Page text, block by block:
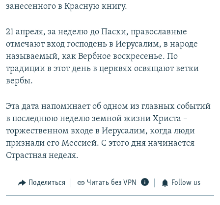
занесенного в Красную книгу.
21 апреля, за неделю до Пасхи, православные
отмечают вход господень в Иерусалим, в народе
называемый, как Вербное воскресенье. По
традиции в этот день в церквях освящают ветки
вербы.
Эта дата напоминает об одном из главных событий
в последнюю неделю земной жизни Христа –
торжественном входе в Иерусалим, когда люди
признали его Мессией. С этого дня начинается
Страстная неделя.
Поделиться Читать без VPN Follow us